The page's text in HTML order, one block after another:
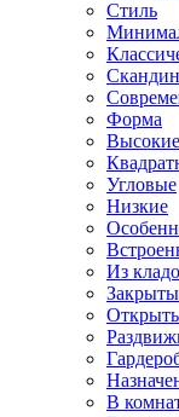
Стиль
Форма
Высокие
Угловые
Низкие
Из
В